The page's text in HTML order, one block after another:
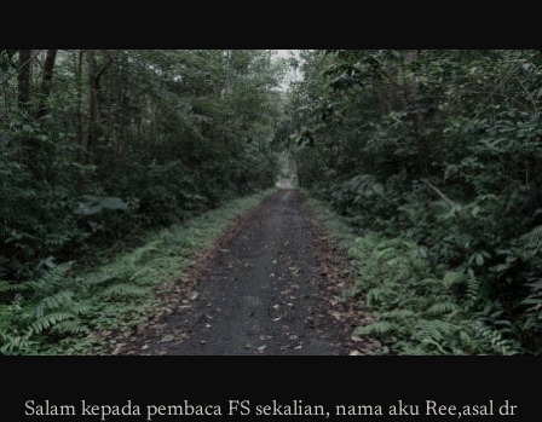
Salam kepada pembaca FS sekalian, nama aku Ree,asal dr